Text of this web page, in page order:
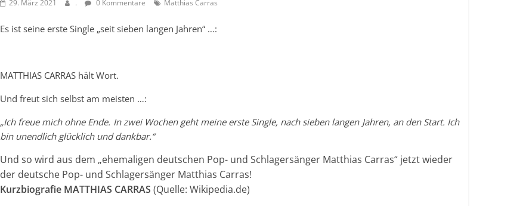
29. März 2021 . 0 Kommentare Matthias Carras
Es ist seine erste Single „seit sieben langen Jahren“ …:
MATTHIAS CARRAS hält Wort.
Und freut sich selbst am meisten …:
„Ich freue mich ohne Ende. In zwei Wochen geht meine erste Single, nach sieben langen Jahren, an den Start. Ich
bin unendlich glücklich und dankbar.“
Und so wird aus dem „ehemaligen deutschen Pop- und Schlagersänger Matthias Carras“ jetzt wieder
der deutsche Pop- und Schlagersänger Matthias Carras!
Kurzbiografie MATTHIAS CARRAS (Quelle: Wikipedia.de)